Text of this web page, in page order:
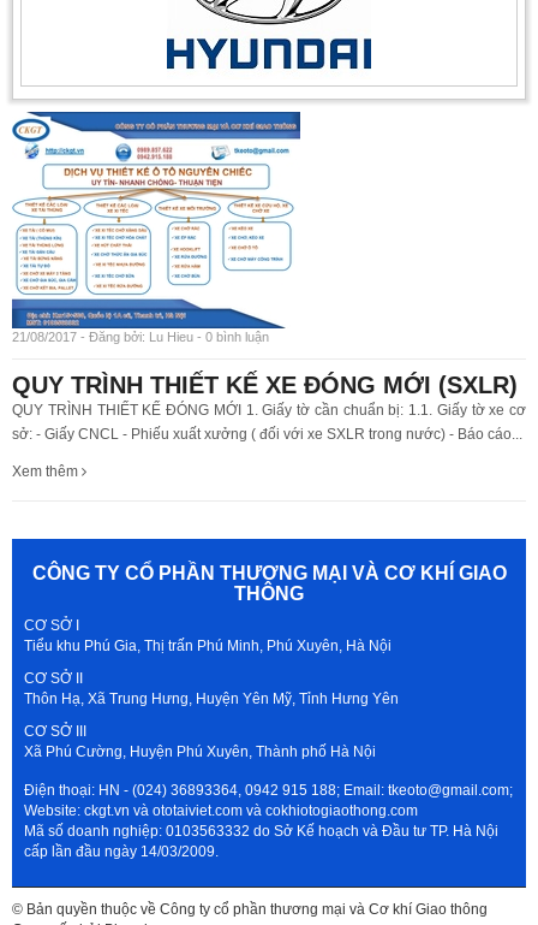
21/08/2017 - Đăng bởi: Lu Hieu - 0 bình luận
QUY TRÌNH THIẾT KẾ XE ĐÓNG MỚI (SXLR)
QUY TRÌNH THIẾT KẾ ĐÓNG MỚI 1. Giấy tờ cần chuẩn bị: 1.1. Giấy tờ xe cơ
sở: - Giấy CNCL - Phiếu xuất xưởng ( đối với xe SXLR trong nước) - Báo cáo...
Xem thêm
CÔNG TY CỔ PHẦN THƯƠNG MẠI VÀ CƠ KHÍ GIAO
THÔNG
CƠ SỞ I
Tiểu khu Phú Gia, Thị trấn Phú Minh, Phú Xuyên, Hà Nội
CƠ SỞ II
Thôn Hạ, Xã Trung Hưng, Huyện Yên Mỹ, Tỉnh Hưng Yên
CƠ SỞ III
Xã Phú Cường, Huyện Phú Xuyên, Thành phố Hà Nội
Điện thoại: HN - (024) 36893364, 0942 915 188; Email: tkeoto@gmail.com;
Website: ckgt.vn và ototaiviet.com và cokhiotogiaothong.com
Mã số doanh nghiệp: 0103563332 do Sở Kế hoạch và Đầu tư TP. Hà Nội
cấp lần đầu ngày 14/03/2009.
© Bản quyền thuộc về Công ty cổ phần thương mại và Cơ khí Giao thông